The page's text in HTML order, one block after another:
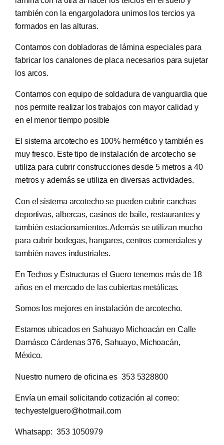
también con la engargoladora unimos los tercios ya
formados en las alturas.
Contamos con dobladoras de lámina especiales para
fabricar los canalones de placa necesarios para sujetar
los arcos.
Contamos con equipo de soldadura de vanguardia que
nos permite realizar los trabajos con mayor calidad y
en el menor tiempo posible
El sistema arcotecho es 100% hermético y también es
muy fresco. Este tipo de instalación de arcotecho se
utiliza para cubrir construcciones desde 5 metros a 40
metros y además se utiliza en diversas actividades.
Con el sistema arcotecho se pueden cubrir canchas
deportivas, albercas, casinos de baile, restaurantes y
también estacionamientos. Además se utilizan mucho
para cubrir bodegas, hangares, centros comerciales y
también naves industriales.
En Techos y Estructuras el Guero tenemos más de 18
años en el mercado de las cubiertas metálicas.
Somos los mejores en instalación de arcotecho.
Estamos ubicados en Sahuayo Michoacán en Calle
Damásco Cárdenas 376, Sahuayo, Michoacán,
México.
Nuestro numero de oficina es 353 5328800
Envía un email solicitando cotización al correo:
techyestelguero@hotmail.com
Whatsapp: 353 1050979